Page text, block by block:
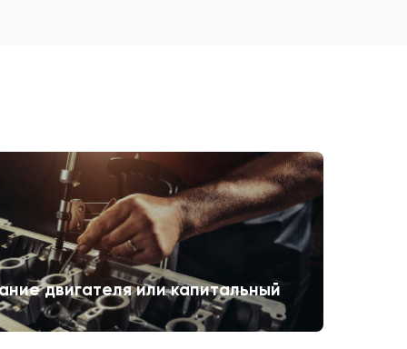
двигателя или капитальный